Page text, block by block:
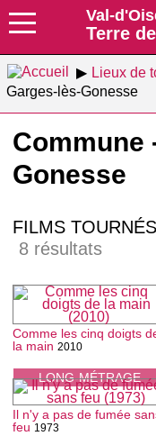
Val-
Terre
Lieux de
Garges-lès-Gonesse
Commune
Gonesse
FILMS
8 résultats
LONG-MÉTRAGE
Comme les cinq doigts
la main 2010
Il n'y a pas de fumée
feu 1973